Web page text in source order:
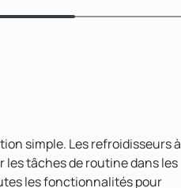
simple. Les refroidisseurs à
tâches de routine dans les
les fonctionnalités pour